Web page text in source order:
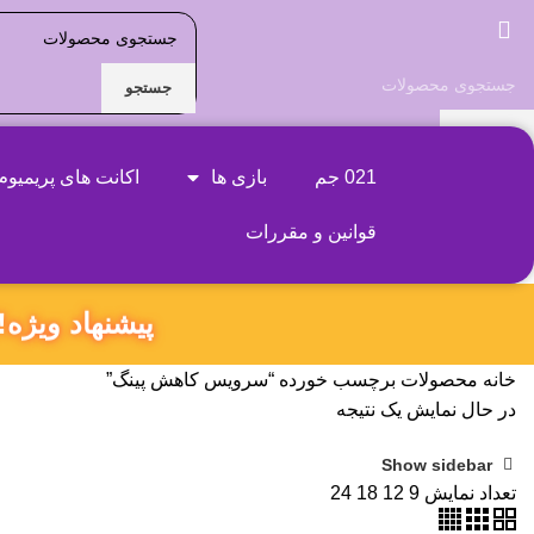
جستجو
021 جم بازی ها اکانت های
قوانین و مقررات
پیشنهاد ویژه‼️ ۱۸۰ ثانیه داخل همین صفحه بمون و کد تخفیف
خانه محصولات برچسب خورده “سرویس کاهش پینگ”
در حال نمایش یک نتیجه
Show sidebar
تعداد نمایش 9
12
18
24
نام محصول مورد نظر را بنویسید